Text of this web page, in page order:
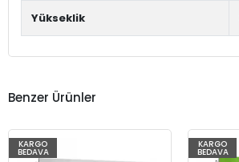
Yükseklik
Benzer Ürünler
KARGO
BEDAVA
KARGO
BEDAVA